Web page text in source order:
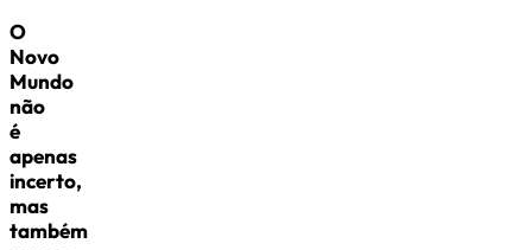
O
Novo
Mundo
não
é
apenas
incerto,
mas
também